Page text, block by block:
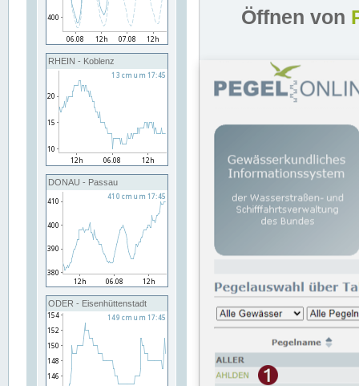
RHEIN - Koblenz
DONAU - Passau
ODER - Eisenhüttenstadt
Öffnen von